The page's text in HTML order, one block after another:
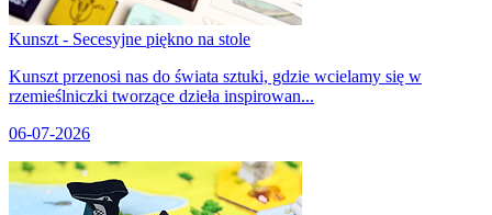
Kunszt - Secesyjne piękno na stole
Kunszt przenosi nas do świata sztuki, gdzie wcielamy się w
rzemieślniczki tworzące dzieła inspirowan...
06-07-2026